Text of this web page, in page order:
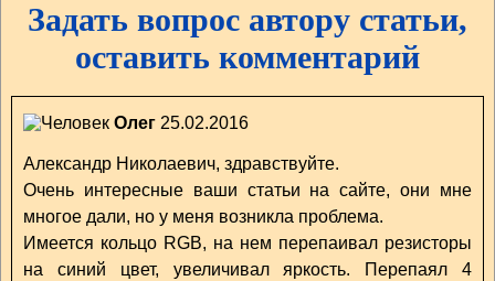
Задать вопрос автору статьи,
оставить комментарий
Олег25.02.2016
Александр Николаевич, здравствуйте.
Очень интересные ваши статьи на сайте, они мне
многое дали, но у меня возникла проблема.
Имеется кольцо RGB, на нем перепаивал резисторы
на синий цвет, увеличивал яркость. Перепаял 4